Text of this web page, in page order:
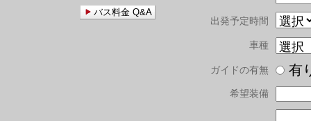
出発予定時間
車種
ガイドの有無
希望装備
バス料金 Q&A